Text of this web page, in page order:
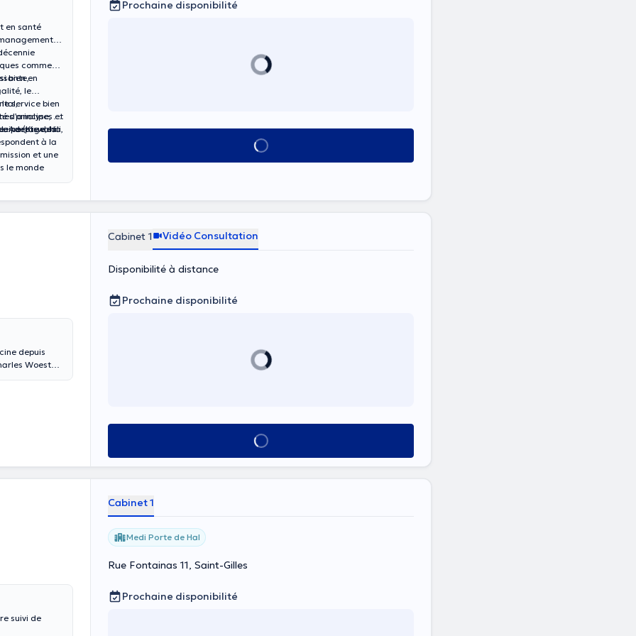
en santé
comme
bien en
le
service bien
principes et
le partage, la
à la
d’analyse, de
Adepte de la
(Kiswahili,
et une
le monde
Prochaine disponibilité
Voir tout
Woeste
Cabinet 1 Vidéo Consultation
Disponibilité à distance
Prochaine disponibilité
Voir tout
suivi de
Cabinet 1
Medi Porte de Hal
Rue Fontainas 11, Saint-Gilles
Prochaine disponibilité